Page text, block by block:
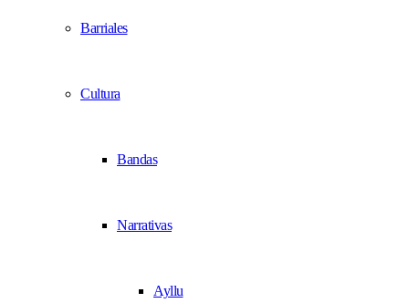
Barriales
Cultura
Bandas
Narrativas
Ayllu